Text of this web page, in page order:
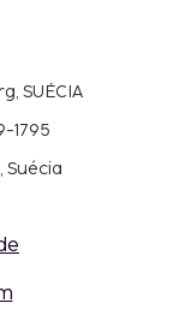
SUÉCIA
1795
Suécia